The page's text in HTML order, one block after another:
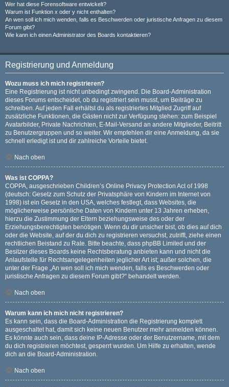
Wer hat diese Forensoftware entwickelt?
Warum ist Funktion x oder y nicht enthalten?
An wen soll ich mich wenden, falls es Beschwerden oder juristische Anfragen zu diesem
Forum gibt?
Wie kann ich einen Administrator des Boards kontaktieren?
Registrierung und Anmeldung
Wozu muss ich mich registrieren?
Eine Registrierung ist nicht unbedingt zwingend. Die Board-Administration
dieses Forums entscheidet, ob du registriert sein musst, um Beiträge zu
schreiben. Auf jeden Fall erhältst du als registriertes Mitglied Zugriff auf
zusätzliche Funktionen, die Gästen nicht zur Verfügung stehen: zum Beispiel
Avatarbilder, Private Nachrichten, E-Mail-Versand an andere Mitglieder, Beitritt
zu Benutzergruppen und so weiter. Wir empfehlen dir eine Anmeldung, da sie
schnell erledigt ist und dir zahlreiche Vorteile bietet.
Nach oben
Was ist COPPA?
COPPA, ausgeschrieben Children’s Online Privacy Protection Act of 1998
(deutsch: Gesetz zum Schutz der Privatsphäre von Kindern im Internet von
1998) ist ein Gesetz in den USA, welches festlegt, dass Websites, die
möglicherweise persönliche Daten von Kindern unter 13 Jahren erheben,
hierzu die Zustimmung der Eltern beziehungsweise des oder der
Erziehungsberechtigten benötigen. Wenn du dir unsicher bist, ob dies auf dich
oder die Website, auf der du dich zu registrieren versuchst, zutrifft, ziehe einen
rechtlichen Beistand zu Rate. Bitte beachte, dass phpBB Limited und der
Besitzer dieses Boards keine Rechtsberatung anbieten kann und nicht die
Anlaufstelle für Rechtsangelegenheiten jeglicher Art ist; außer solchen, die
unter der Frage „An wen soll ich mich wenden, falls es Beschwerden oder
juristische Anfragen zu diesem Forum gibt?“ behandelt werden.
Nach oben
Warum kann ich mich nicht registrieren?
Es kann sein, dass die Board-Administration die Registrierung komplett
ausgeschaltet hat, damit sich keine neuen Benutzer mehr anmelden können.
Es könnte auch sein, dass deine IP-Adresse oder der Benutzername, mit dem
du dich registrieren möchtest, gesperrt wurden. Um Hilfe zu erhalten, wende
dich an die Board-Administration.
Nach oben